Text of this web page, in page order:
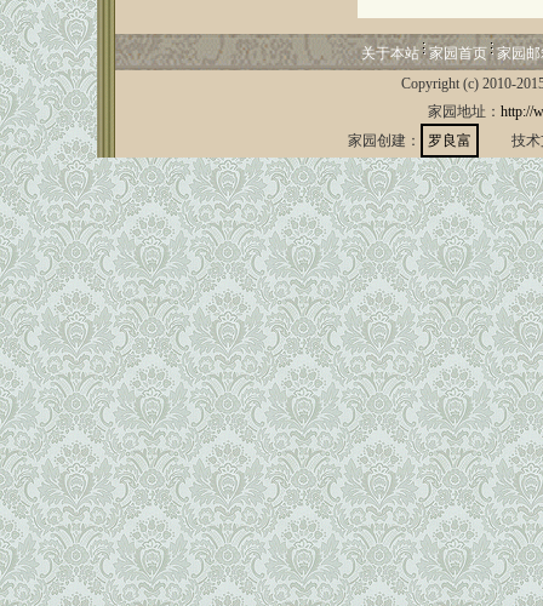
关于本站 家园首页 家园
Copyright (c) 2010-
家园地址： http://
家园创建：
罗良富 技术